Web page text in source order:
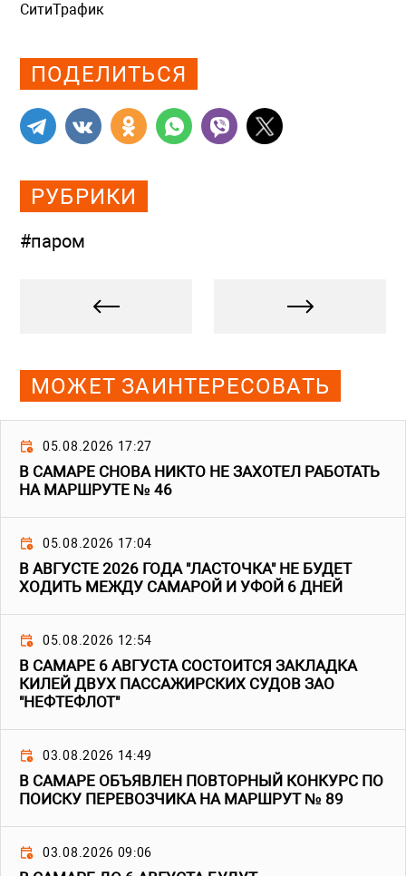
СитиТрафик
ПОДЕЛИТЬСЯ
РУБРИКИ
#паром
МОЖЕТ ЗАИНТЕРЕСОВАТЬ
05.08.2026 17:27
В САМАРЕ СНОВА НИКТО НЕ ЗАХОТЕЛ РАБОТАТЬ
НА МАРШРУТЕ № 46
05.08.2026 17:04
В АВГУСТЕ 2026 ГОДА "ЛАСТОЧКА" НЕ БУДЕТ
ХОДИТЬ МЕЖДУ САМАРОЙ И УФОЙ 6 ДНЕЙ
05.08.2026 12:54
В САМАРЕ 6 АВГУСТА СОСТОИТСЯ ЗАКЛАДКА
КИЛЕЙ ДВУХ ПАССАЖИРСКИХ СУДОВ ЗАО
"НЕФТЕФЛОТ"
03.08.2026 14:49
В САМАРЕ ОБЪЯВЛЕН ПОВТОРНЫЙ КОНКУРС ПО
ПОИСКУ ПЕРЕВОЗЧИКА НА МАРШРУТ № 89
03.08.2026 09:06